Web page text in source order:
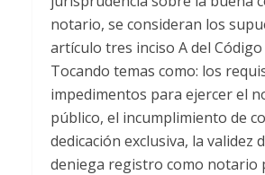
notario, se consideran los
artículo tres inciso A del
Tocando temas como: los
impedimentos para ejercer el
público, el incumplimiento de
dedicación exclusiva, la validez
deniega registro como notario